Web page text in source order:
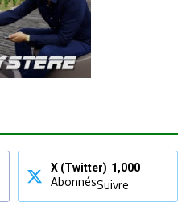
X (Twitter) 1,000
AbonnésSuivre